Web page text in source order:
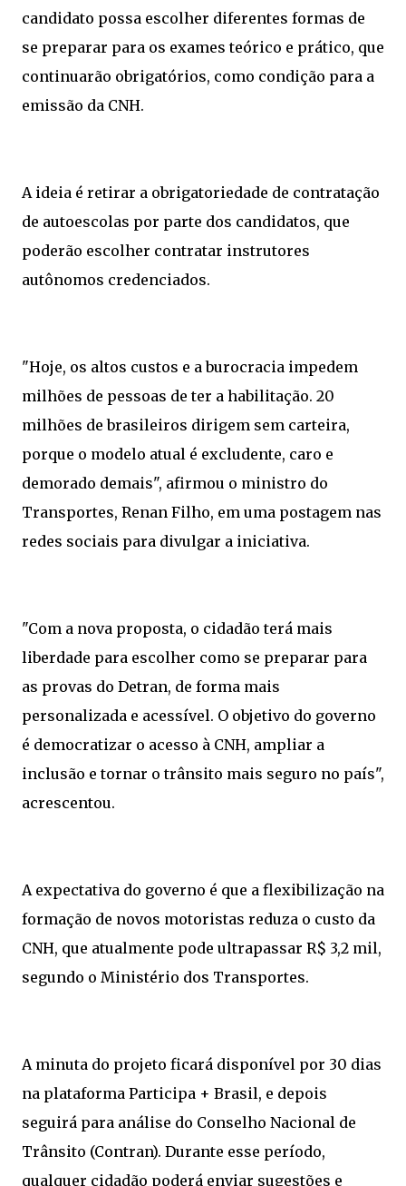
candidato possa escolher diferentes formas de
se preparar para os exames teórico e prático, que
continuarão obrigatórios, como condição para a
emissão da CNH.
A ideia é retirar a obrigatoriedade de contratação
de autoescolas por parte dos candidatos, que
poderão escolher contratar instrutores
autônomos credenciados.
"Hoje, os altos custos e a burocracia impedem
milhões de pessoas de ter a habilitação. 20
milhões de brasileiros dirigem sem carteira,
porque o modelo atual é excludente, caro e
demorado demais", afirmou o ministro do
Transportes, Renan Filho, em uma postagem nas
redes sociais para divulgar a iniciativa.
"Com a nova proposta, o cidadão terá mais
liberdade para escolher como se preparar para
as provas do Detran, de forma mais
personalizada e acessível. O objetivo do governo
é democratizar o acesso à CNH, ampliar a
inclusão e tornar o trânsito mais seguro no país",
acrescentou.
A expectativa do governo é que a flexibilização na
formação de novos motoristas reduza o custo da
CNH, que atualmente pode ultrapassar R$ 3,2 mil,
segundo o Ministério dos Transportes.
A minuta do projeto ficará disponível por 30 dias
na plataforma Participa + Brasil, e depois
seguirá para análise do Conselho Nacional de
Trânsito (Contran). Durante esse período,
qualquer cidadão poderá enviar sugestões e